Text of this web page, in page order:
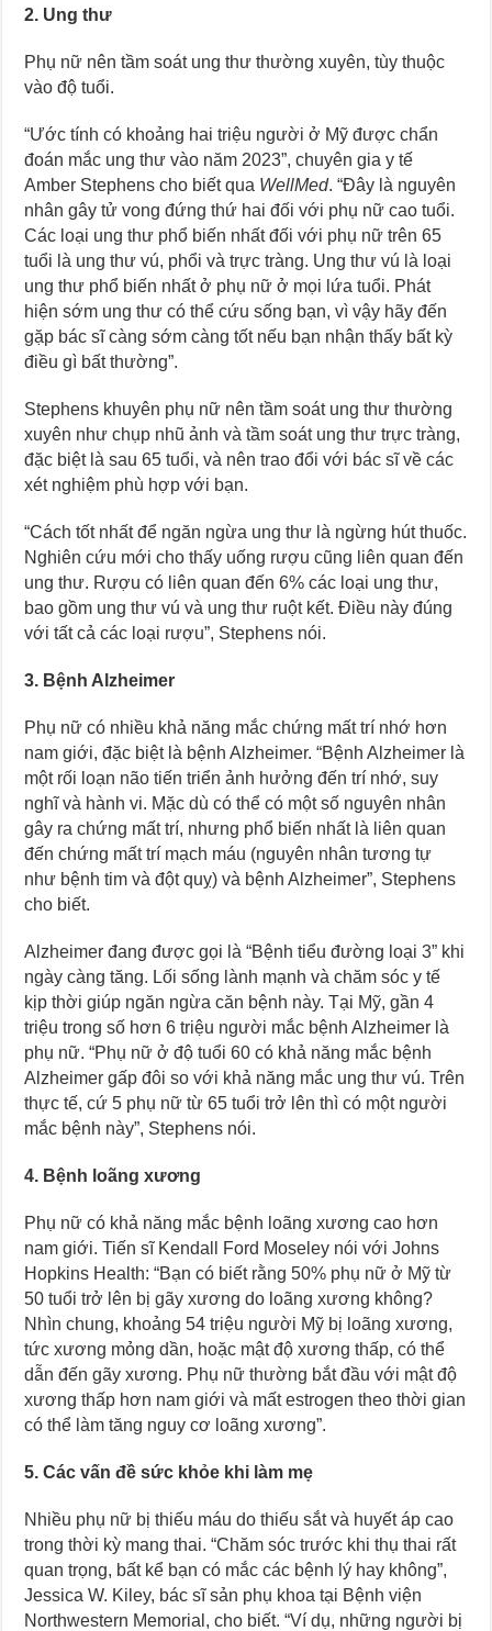
2. Ung thư
Phụ nữ nên tầm soát ung thư thường xuyên, tùy thuộc
vào độ tuổi.
“Ước tính có khoảng hai triệu người ở Mỹ được chẩn
đoán mắc ung thư vào năm 2023”, chuyên gia y tế
Amber Stephens cho biết qua WellMed. “Đây là nguyên
nhân gây tử vong đứng thứ hai đối với phụ nữ cao tuổi.
Các loại ung thư phổ biến nhất đối với phụ nữ trên 65
tuổi là ung thư vú, phổi và trực tràng. Ung thư vú là loại
ung thư phổ biến nhất ở phụ nữ ở mọi lứa tuổi. Phát
hiện sớm ung thư có thể cứu sống bạn, vì vậy hãy đến
gặp bác sĩ càng sớm càng tốt nếu bạn nhận thấy bất kỳ
điều gì bất thường”.
Stephens khuyên phụ nữ nên tầm soát ung thư thường
xuyên như chụp nhũ ảnh và tầm soát ung thư trực tràng,
đặc biệt là sau 65 tuổi, và nên trao đổi với bác sĩ về các
xét nghiệm phù hợp với bạn.
“Cách tốt nhất để ngăn ngừa ung thư là ngừng hút thuốc.
Nghiên cứu mới cho thấy uống rượu cũng liên quan đến
ung thư. Rượu có liên quan đến 6% các loại ung thư,
bao gồm ung thư vú và ung thư ruột kết. Điều này đúng
với tất cả các loại rượu”, Stephens nói.
3. Bệnh Alzheimer
Phụ nữ có nhiều khả năng mắc chứng mất trí nhớ hơn
nam giới, đặc biệt là bệnh Alzheimer. “Bệnh Alzheimer là
một rối loạn não tiến triển ảnh hưởng đến trí nhớ, suy
nghĩ và hành vi. Mặc dù có thể có một số nguyên nhân
gây ra chứng mất trí, nhưng phổ biến nhất là liên quan
đến chứng mất trí mạch máu (nguyên nhân tương tự
như bệnh tim và đột quỵ) và bệnh Alzheimer”, Stephens
cho biết.
Alzheimer đang được gọi là “Bệnh tiểu đường loại 3” khi
ngày càng tăng. Lối sống lành mạnh và chăm sóc y tế
kịp thời giúp ngăn ngừa căn bệnh này. Tại Mỹ, gần 4
triệu trong số hơn 6 triệu người mắc bệnh Alzheimer là
phụ nữ. “Phụ nữ ở độ tuổi 60 có khả năng mắc bệnh
Alzheimer gấp đôi so với khả năng mắc ung thư vú. Trên
thực tế, cứ 5 phụ nữ từ 65 tuổi trở lên thì có một người
mắc bệnh này”, Stephens nói.
4. Bệnh loãng xương
Phụ nữ có khả năng mắc bệnh loãng xương cao hơn
nam giới. Tiến sĩ Kendall Ford Moseley nói với Johns
Hopkins Health: “Bạn có biết rằng 50% phụ nữ ở Mỹ từ
50 tuổi trở lên bị gãy xương do loãng xương không?
Nhìn chung, khoảng 54 triệu người Mỹ bị loãng xương,
tức xương mỏng dần, hoặc mật độ xương thấp, có thể
dẫn đến gãy xương. Phụ nữ thường bắt đầu với mật độ
xương thấp hơn nam giới và mất estrogen theo thời gian
có thể làm tăng nguy cơ loãng xương”.
5. Các vấn đề sức khỏe khi làm mẹ
Nhiều phụ nữ bị thiếu máu do thiếu sắt và huyết áp cao
trong thời kỳ mang thai. “Chăm sóc trước khi thụ thai rất
quan trọng, bất kể bạn có mắc các bệnh lý hay không”,
Jessica W. Kiley, bác sĩ sản phụ khoa tại Bệnh viện
Northwestern Memorial, cho biết. “Ví dụ, những người bị